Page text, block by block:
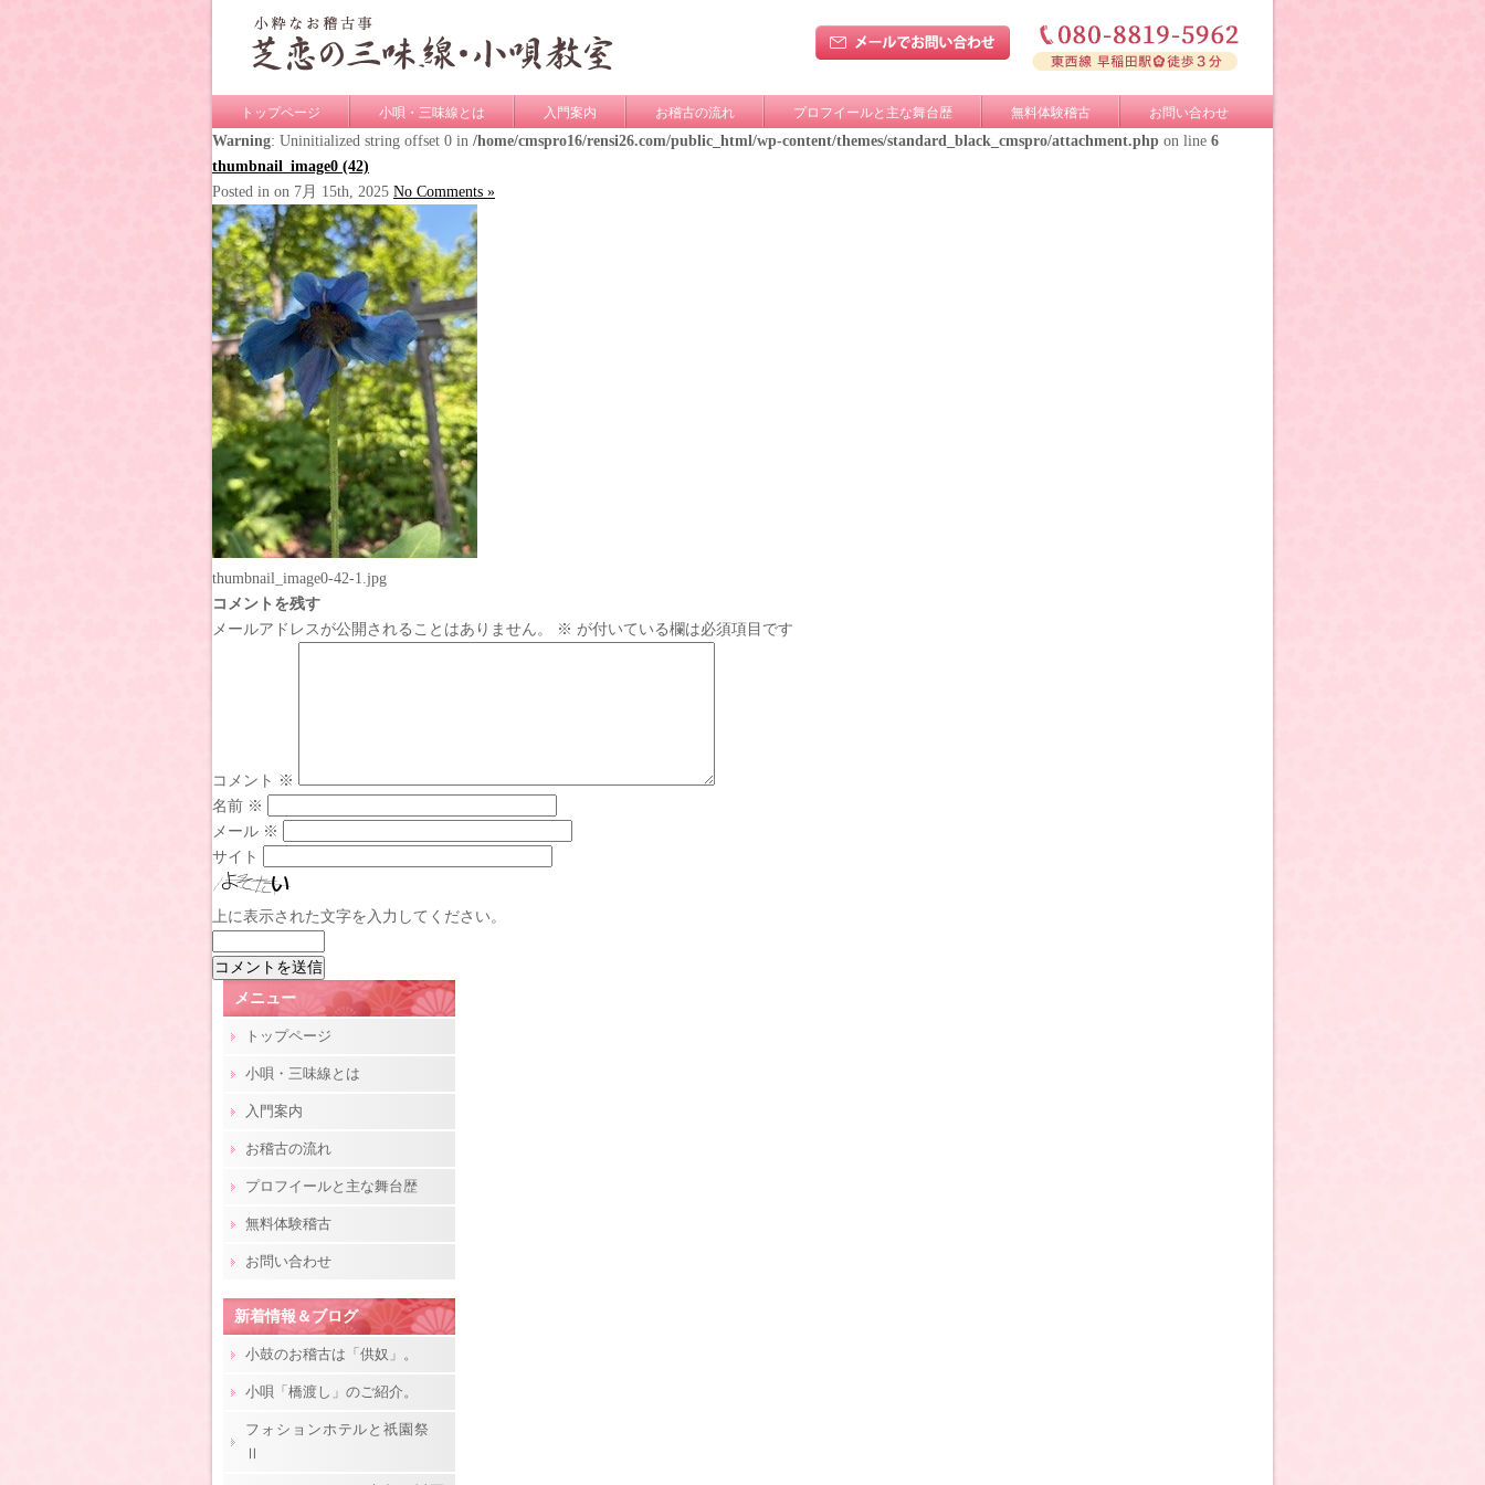
トップページ 小唄・三味線とは 入門案内 お稽古の流れ プロフイールと主な舞台歴 無料体験稽古 お問い合わせ
Warning: Uninitialized string offset 0 in /home/cmspro16/rensi26.com/public_html/wp-content/themes/standard_black_cmspro/attachment.php on line 6
thumbnail_image0 (42)
Posted in on 7月 15th, 2025 No Comments »
thumbnail_image0-42-1.jpg
コメントを残す
メールアドレスが公開されることはありません。
※ が付いている欄は必須項目です
コメント ※
名前 ※
メール ※
サイト
上に表示された文字を入力してください。
メニュー
トップページ
小唄・三味線とは
入門案内
お稽古の流れ
プロフイールと主な舞台歴
無料体験稽古
お問い合わせ
新着情報＆ブログ
小鼓のお稽古は「供奴」。
小唄「橋渡し」のご紹介。
フォションホテルと祇園祭
Ⅱ